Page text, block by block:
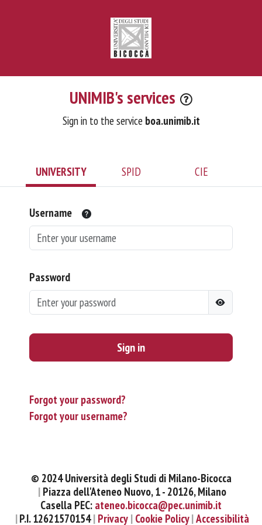
UNIMIB's services
Sign in to the service boa.unimib.it
UNIVERSITY SPID CIE
Username
Password
Sign in
Forgot your password?
Forgot your username?
© 2024 Università degli Studi di Milano-Bicocca
Piazza dell'Ateneo Nuovo, 1 - 20126, Milano
Casella PEC: ateneo.bicocca@pec.unimib.it
P.I. 12621570154 Privacy Cookie Policy Accessibilità